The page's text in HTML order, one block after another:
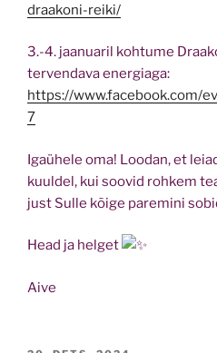
draakoni-reiki/
3.-4. jaanuaril kohtume
tervendava energiaga:
https://www.facebook.com/
7
Igaühele oma! Loodan, et
kuuldel, kui soovid rohkem
just Sulle kõige paremini
Head ja helget
Aive